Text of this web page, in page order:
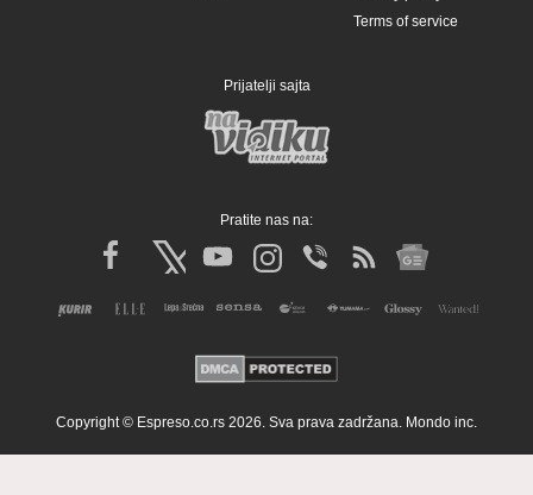
Terms of service
Prijatelji sajta
Pratite nas na:
Copyright © Espreso.co.rs 2026. Sva prava zadržana. Mondo inc.